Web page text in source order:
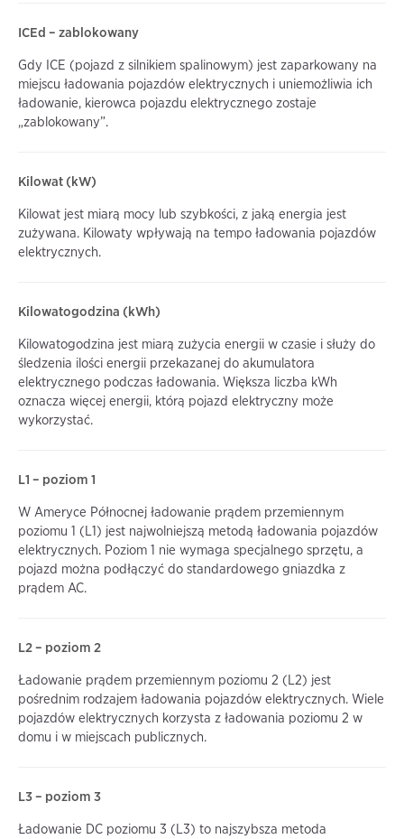
ICEd – zablokowany
Gdy ICE (pojazd z silnikiem spalinowym) jest zaparkowany na
miejscu ładowania pojazdów elektrycznych i uniemożliwia ich
ładowanie, kierowca pojazdu elektrycznego zostaje
„zablokowany”.
Kilowat (kW)
Kilowat jest miarą mocy lub szybkości, z jaką energia jest
zużywana. Kilowaty wpływają na tempo ładowania pojazdów
elektrycznych.
Kilowatogodzina (kWh)
Kilowatogodzina jest miarą zużycia energii w czasie i służy do
śledzenia ilości energii przekazanej do akumulatora
elektrycznego podczas ładowania. Większa liczba kWh
oznacza więcej energii, którą pojazd elektryczny może
wykorzystać.
L1 – poziom 1
W Ameryce Północnej ładowanie prądem przemiennym
poziomu 1 (L1) jest najwolniejszą metodą ładowania pojazdów
elektrycznych. Poziom 1 nie wymaga specjalnego sprzętu, a
pojazd można podłączyć do standardowego gniazdka z
prądem AC.
L2 – poziom 2
Ładowanie prądem przemiennym poziomu 2 (L2) jest
pośrednim rodzajem ładowania pojazdów elektrycznych. Wiele
pojazdów elektrycznych korzysta z ładowania poziomu 2 w
domu i w miejscach publicznych.
L3 – poziom 3
Ładowanie DC poziomu 3 (L3) to najszybsza metoda